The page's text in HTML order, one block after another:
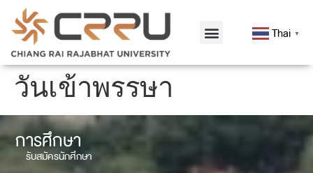
Thai ▼
วันเข้าพรรษา
การศึกษา
รับสมัครนักศึกษา